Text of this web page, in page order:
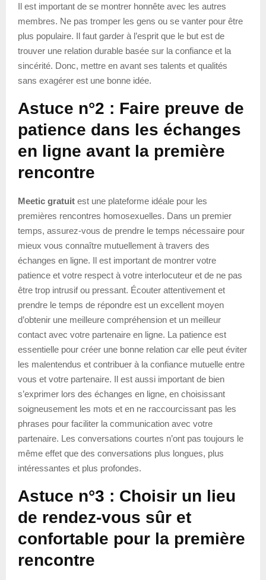
Il est important de se montrer honnête avec les autres
membres. Ne pas tromper les gens ou se vanter pour être
plus populaire. Il faut garder à l’esprit que le but est de
trouver une relation durable basée sur la confiance et la
sincérité. Donc, mettre en avant ses talents et qualités
sans exagérer est une bonne idée.
Astuce n°2 : Faire preuve de
patience dans les échanges
en ligne avant la première
rencontre
Meetic gratuit est une plateforme idéale pour les
premières rencontres homosexuelles. Dans un premier
temps, assurez-vous de prendre le temps nécessaire pour
mieux vous connaître mutuellement à travers des
échanges en ligne. Il est important de montrer votre
patience et votre respect à votre interlocuteur et de ne pas
être trop intrusif ou pressant. Écouter attentivement et
prendre le temps de répondre est un excellent moyen
d’obtenir une meilleure compréhension et un meilleur
contact avec votre partenaire en ligne. La patience est
essentielle pour créer une bonne relation car elle peut éviter
les malentendus et contribuer à la confiance mutuelle entre
vous et votre partenaire. Il est aussi important de bien
s’exprimer lors des échanges en ligne, en choisissant
soigneusement les mots et en ne raccourcissant pas les
phrases pour faciliter la communication avec votre
partenaire. Les conversations courtes n’ont pas toujours le
même effet que des conversations plus longues, plus
intéressantes et plus profondes.
Astuce n°3 : Choisir un lieu
de rendez-vous sûr et
confortable pour la première
rencontre